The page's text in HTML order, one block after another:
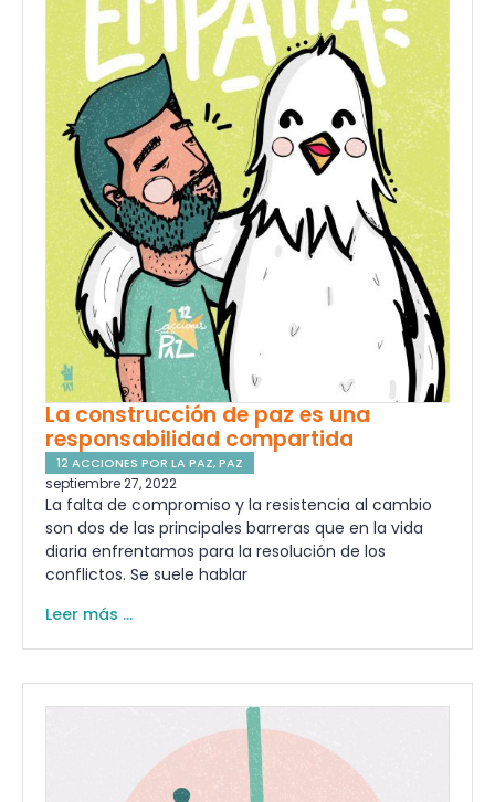
La construcción de paz es una
responsabilidad compartida
12 ACCIONES POR LA PAZ,PAZ
septiembre 27, 2022
La falta de compromiso y la resistencia al cambio
son dos de las principales barreras que en la vida
diaria enfrentamos para la resolución de los
conflictos. Se suele hablar
Leer más ...